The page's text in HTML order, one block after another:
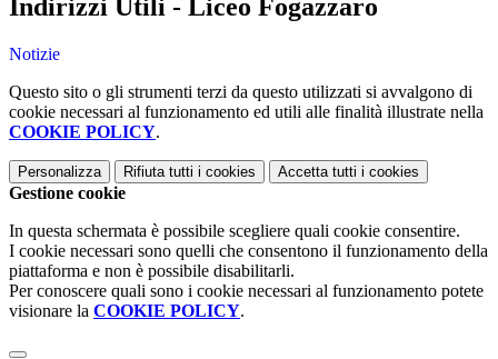
Indirizzi Utili - Liceo Fogazzaro
Notizie
Questo sito o gli strumenti terzi da questo utilizzati si avvalgono di
cookie necessari al funzionamento ed utili alle finalità illustrate nella
COOKIE POLICY.
Personalizza Rifiuta tutti i cookies Accetta tutti i cookies
Gestione cookie
In questa schermata è possibile scegliere quali cookie consentire.
I cookie necessari sono quelli che consentono il funzionamento della
piattaforma e non è possibile disabilitarli.
Per conoscere quali sono i cookie necessari al funzionamento potete
visionare la COOKIE POLICY.